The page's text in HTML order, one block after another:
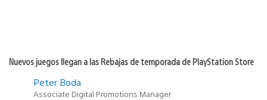
Nuevos juegos llegan a las Rebajas de temporada de PlayStation Store
Peter Boda
Associate Digital Promotions Manager